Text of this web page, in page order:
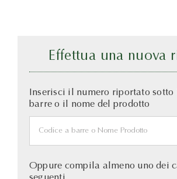
Effettua una nuova
Inserisci il numero riportato sotto
barre o il nome del prodotto
Oppure compila almeno uno dei